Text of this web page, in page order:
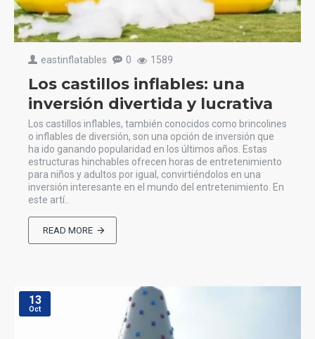
eastinflatables 0 1589
Los castillos inflables: una
inversión divertida y lucrativa
Los castillos inflables, también conocidos como brincolines
o inflables de diversión, son una opción de inversión que
ha ido ganando popularidad en los últimos años. Estas
estructuras hinchables ofrecen horas de entretenimiento
para niños y adultos por igual, convirtiéndolos en una
inversión interesante en el mundo del entretenimiento. En
este artí..
READ MORE
13
Oct